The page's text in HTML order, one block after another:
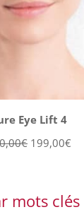
Eye Lift 4
€ Le
était :
199,00€Le
est :
mots clés